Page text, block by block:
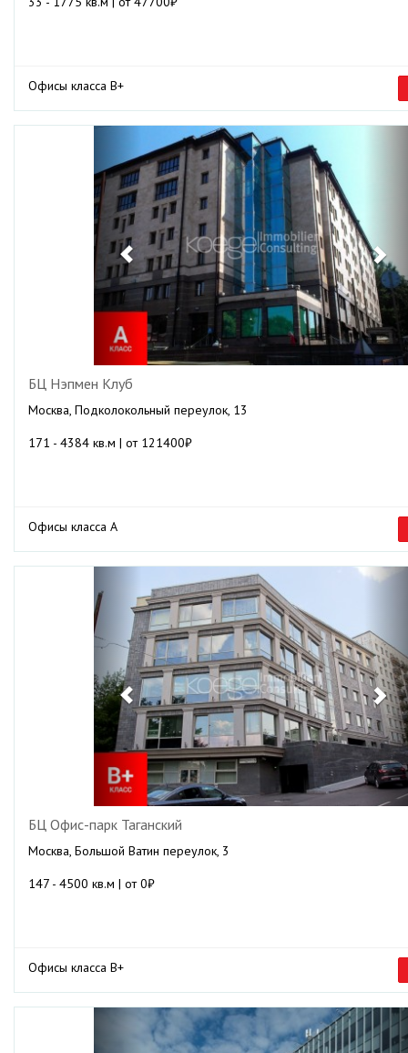
Офисы класса B+
Previous
БЦ Нэпмен Клуб
Москва, Подколокольный переулок, 13
171 - 4384 кв.м | от 121400₽
Офисы класса А
БЦ Офис-парк Таганский
Москва, Большой Ватин переулок, 3
147 - 4500 кв.м | от 0₽
Офисы класса B+
Previous